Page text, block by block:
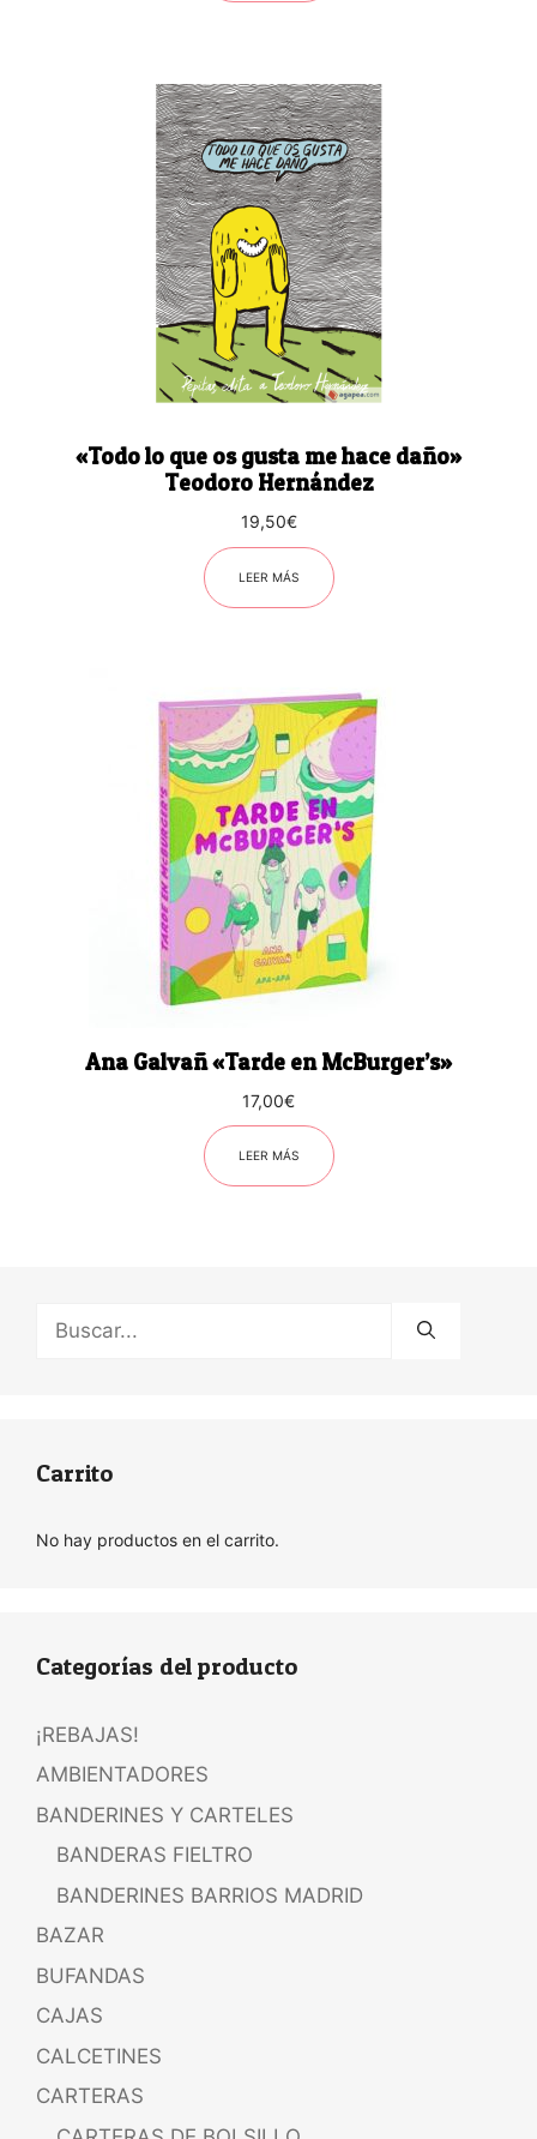
«Todo lo que os gusta me hace daño»
Teodoro Hernández
19,50€
LEER MÁS
Ana Galvañ «Tarde en McBurger’s»
17,00€
LEER MÁS
Carrito
No hay productos en el carrito.
Categorías del producto
¡REBAJAS!
AMBIENTADORES
BANDERINES Y CARTELES
BANDERAS FIELTRO
BANDERINES BARRIOS MADRID
BAZAR
BUFANDAS
CAJAS
CALCETINES
CARTERAS